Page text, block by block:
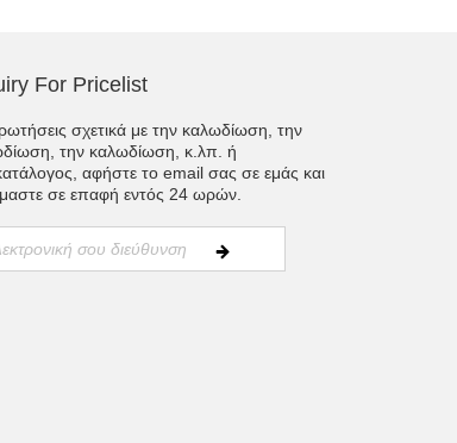
For Pricelist
σχετικά με την καλωδίωση, την
την καλωδίωση, κ.λπ. ή
αφήστε το email σας σε εμάς και
σε επαφή εντός 24 ωρών.